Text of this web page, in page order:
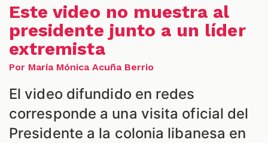
Este video no muestra al
presidente junto a un líder
extremista
Por María Mónica Acuña Berrio
El video difundido en redes
corresponde a una visita oficial del
Presidente a la colonia libanesa en